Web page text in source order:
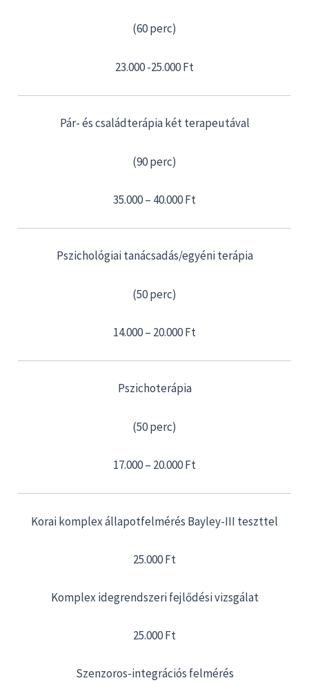
(60 perc)
23.000 -25.000 Ft
Pár- és családterápia két terapeutával
(90 perc)
35.000 – 40.000 Ft
Pszichológiai tanácsadás/egyéni terápia
(50 perc)
14.000 – 20.000 Ft
Pszichoterápia
(50 perc)
17.000 – 20.000 Ft
Korai komplex állapotfelmérés Bayley-III teszttel
25.000 Ft
Komplex idegrendszeri fejlődési vizsgálat
25.000 Ft
Szenzoros-integrációs felmérés